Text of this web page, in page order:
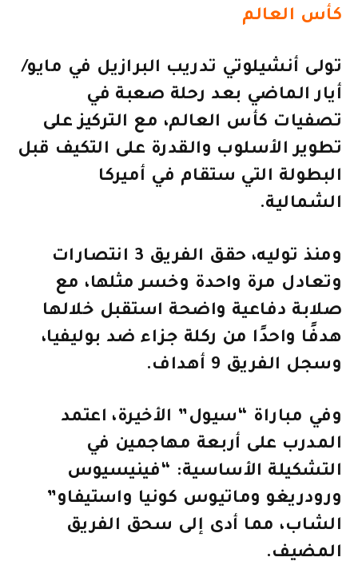
كأس العالم
تولى أنشيلوتي تدريب البرازيل في مايو/
أيار الماضي بعد رحلة صعبة في
تصفيات كأس العالم، مع التركيز على
تطوير الأسلوب والقدرة على التكيف قبل
البطولة التي ستقام في أميركا
الشمالية.
ومنذ توليه، حقق الفريق 3 انتصارات
وتعادل مرة واحدة وخسر مثلها، مع
صلابة دفاعية واضحة استقبل خلالها
هدفًا واحدًا من ركلة جزاء ضد بوليفيا،
وسجل الفريق 9 أهداف.
وفي مباراة “سيول” الأخيرة، اعتمد
المدرب على أربعة مهاجمين في
التشكيلة الأساسية: “فينيسيوس
ورودريغو وماتيوس كونيا واستيفاو”
الشاب، مما أدى إلى سحق الفريق
المضيف.